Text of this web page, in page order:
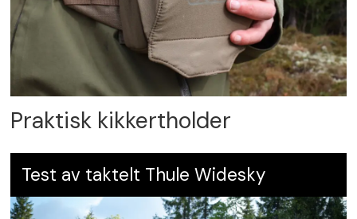
Praktisk kikkertholder
Test av taktelt Thule Widesky